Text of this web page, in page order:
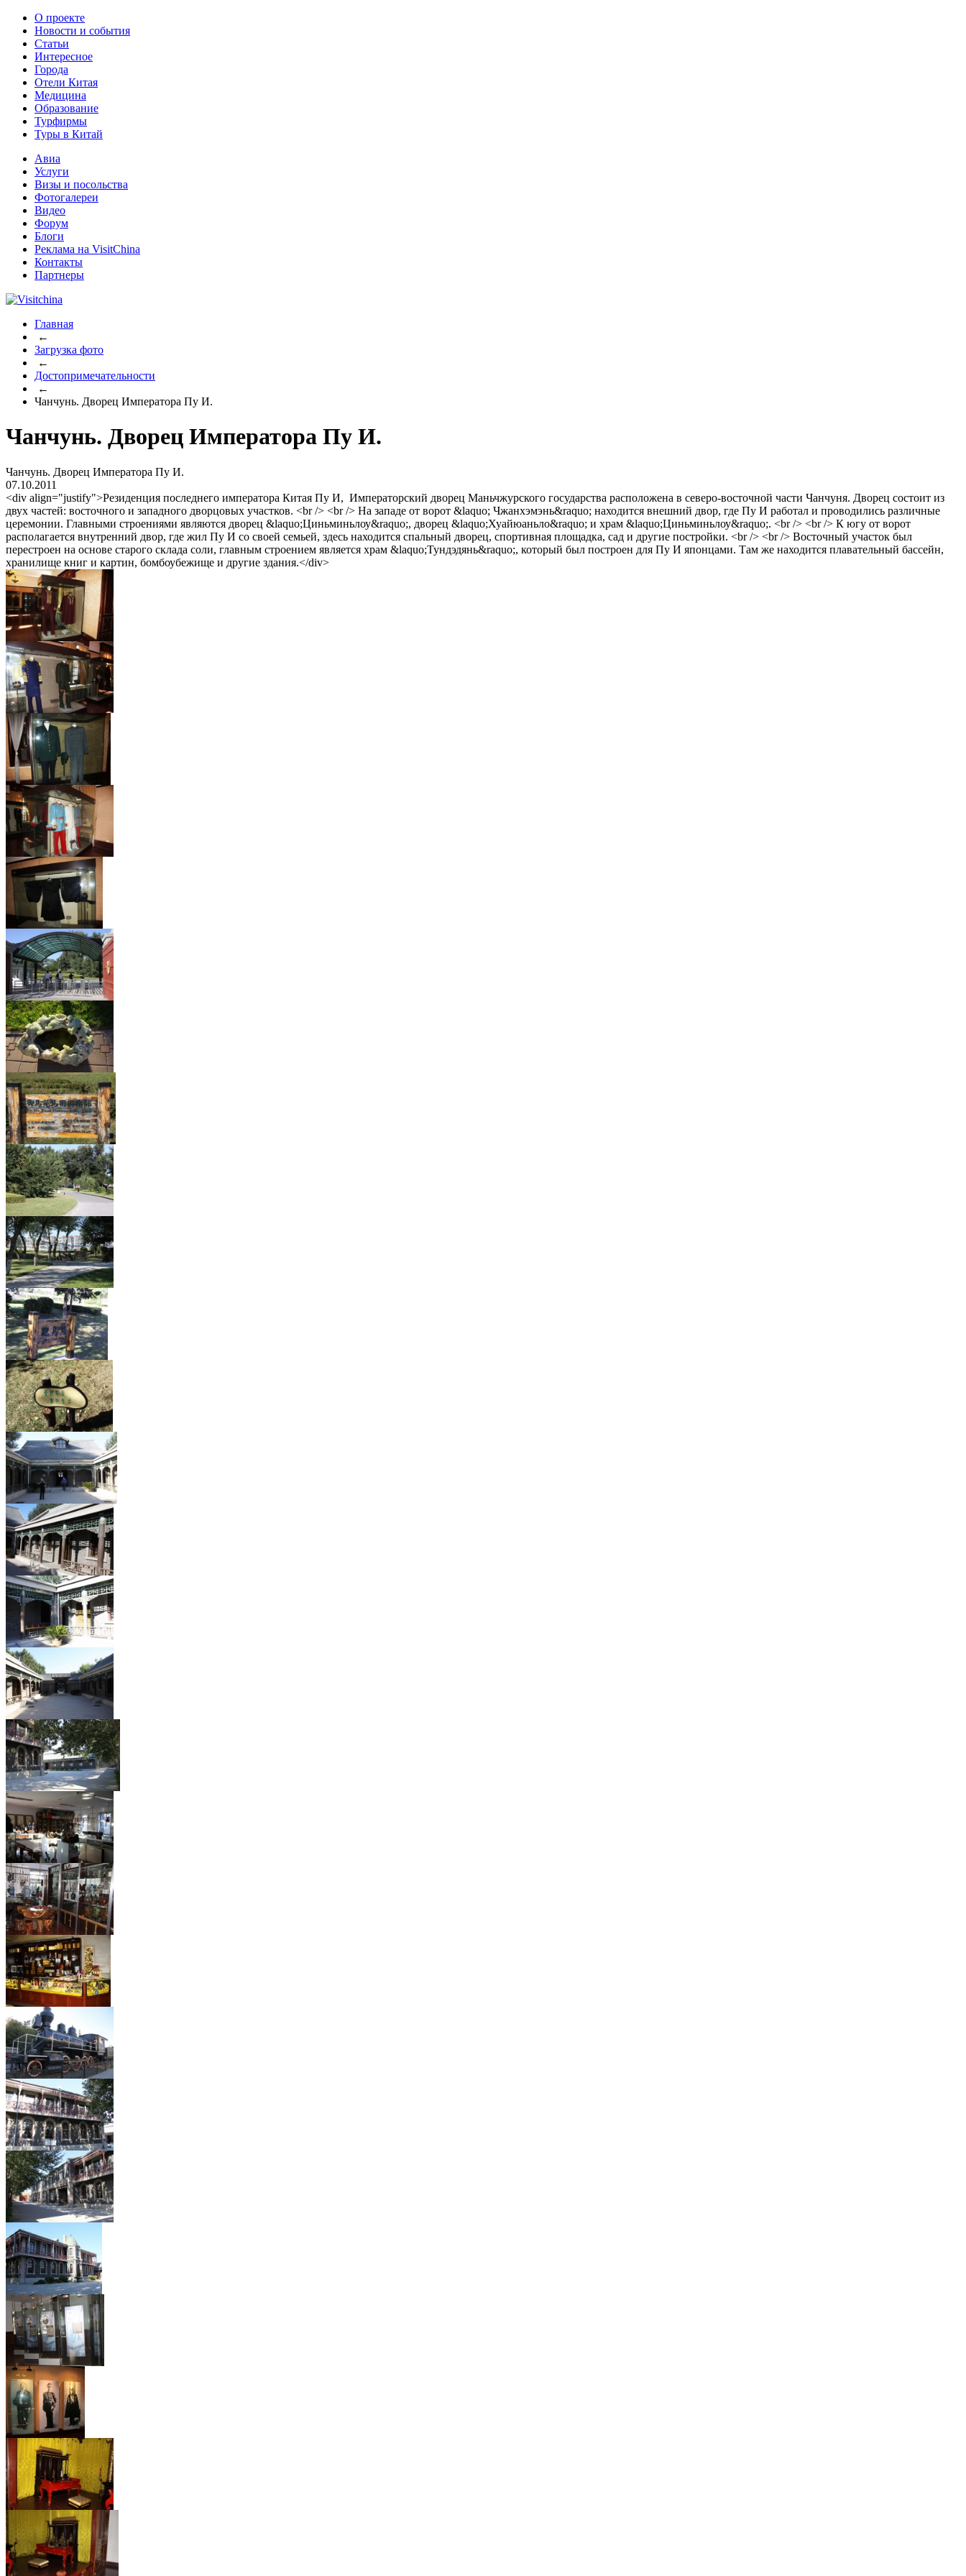
О проекте
Новости и события
Статьи
Интересное
Города
Отели Китая
Медицина
Образование
Турфирмы
Туры в Китай
Авиа
Услуги
Визы и посольства
Фотогалереи
Видео
Форум
Блоги
Реклама на VisitChina
Контакты
Партнеры
Главная
←
Загрузка фото
←
Достопримечательности
←
Чанчунь. Дворец Императора Пу И.
Чанчунь. Дворец Императора Пу И.
Чанчунь. Дворец Императора Пу И.
07.10.2011
<div align="justify">Резиденция последнего императора Китая Пу И, Императорский дворец Маньчжурского государства расположена в северо-восточной части Чанчуня. Дворец состоит из
двух частей: восточного и западного дворцовых участков. <br /> <br /> На западе от ворот &laquo; Чжанхэмэнь&raquo; находится внешний двор, где Пу И работал и проводились различные
церемонии. Главными строениями являются дворец &laquo;Циньминьлоу&raquo;, дворец &laquo;Хуайюаньло&raquo; и храм &laquo;Циньминьлоу&raquo;. <br /> <br /> К югу от ворот
располагается внутренний двор, где жил Пу И со своей семьей, здесь находится спальный дворец, спортивная площадка, сад и другие постройки. <br /> <br /> Восточный участок был
перестроен на основе старого склада соли, главным строением является храм &laquo;Тундэдянь&raquo;, который был построен для Пу И японцами. Там же находится плавательный бассейн,
хранилище книг и картин, бомбоубежище и другие здания.</div>